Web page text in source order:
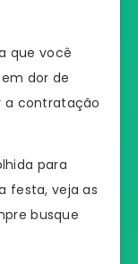
que você
dor de
a contratação
para
festa, veja as
busque